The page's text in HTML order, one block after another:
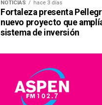
NOTICIAS hace 3 días
Fortaleza presenta
nuevo proyecto que
sistema de inversión